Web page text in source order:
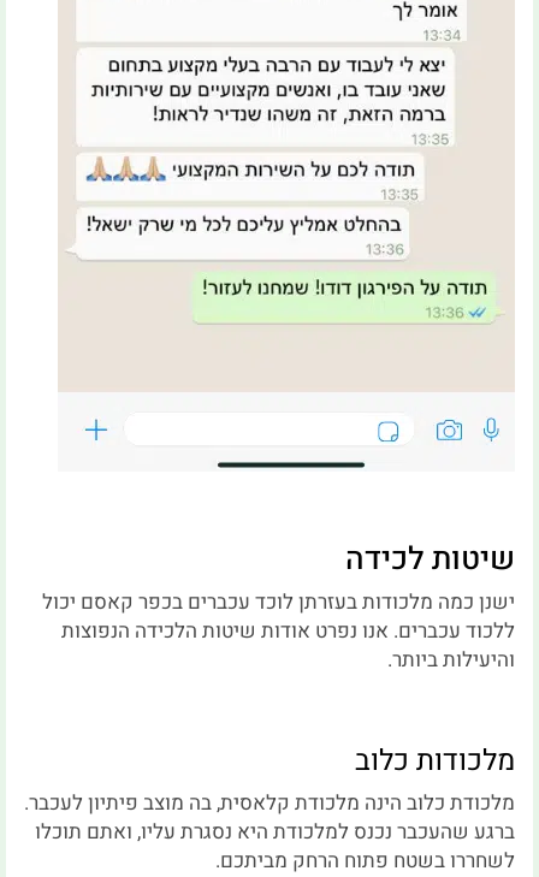
שיטות לכידה
ישנן כמה מלכודות בעזרתן לוכד עכברים בכפר קאסם יכול
ללכוד עכברים. אנו נפרט אודות שיטות הלכידה הנפוצות
והיעילות ביותר.
מלכודות כלוב
מלכודת כלוב הינה מלכודת קלאסית, בה מוצב פיתיון לעכבר.
ברגע שהעכבר נכנס למלכודת היא נסגרת עליו, ואתם תוכלו
לשחררו בשטח פתוח הרחק מביתכם.